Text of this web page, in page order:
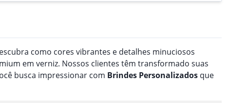
como cores vibrantes e detalhes minuciosos
em verniz. Nossos clientes têm transformado suas
busca impressionar com Brindes Personalizados que